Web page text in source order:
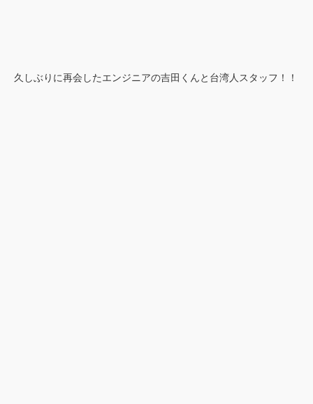
久しぶりに再会したエンジニアの吉田くんと台湾人スタッフ！！